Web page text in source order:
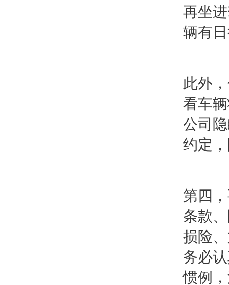
再坐
辆有
此外
看车
公司
约定
第四
条款
损险
务必
惯例